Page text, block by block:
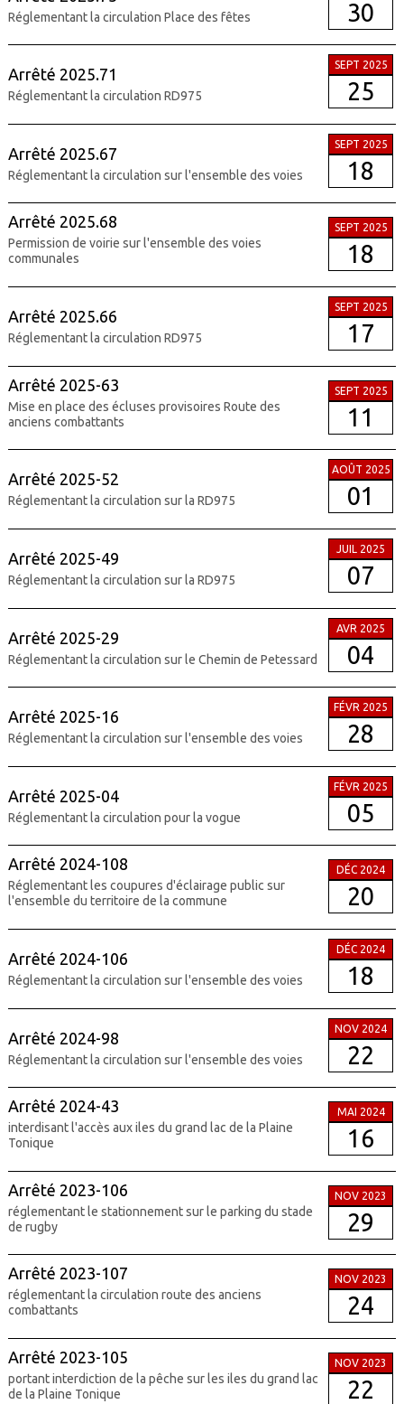
Réglementant la circulation Place des fêtes 30
Arrêté 2025.71
Réglementant la circulation RD975
SEPT 2025
25
Arrêté 2025.67
Réglementant la circulation sur l'ensemble des voies
SEPT 2025
18
Arrêté 2025.68
Permission de voirie sur l'ensemble des voies
communales
SEPT 2025
18
Arrêté 2025.66
Réglementant la circulation RD975
SEPT 2025
17
Arrêté 2025-63
Mise en place des écluses provisoires Route des
anciens combattants
SEPT 2025
11
Arrêté 2025-52
Réglementant la circulation sur la RD975
AOÛT 2025
01
Arrêté 2025-49
Réglementant la circulation sur la RD975
JUIL 2025
07
Arrêté 2025-29
Réglementant la circulation sur le Chemin de Petessard
AVR 2025
04
Arrêté 2025-16
Réglementant la circulation sur l'ensemble des voies
FÉVR 2025
28
Arrêté 2025-04
Réglementant la circulation pour la vogue
FÉVR 2025
05
Arrêté 2024-108
Réglementant les coupures d'éclairage public sur
l'ensemble du territoire de la commune
DÉC 2024
20
Arrêté 2024-106
Réglementant la circulation sur l'ensemble des voies
DÉC 2024
18
Arrêté 2024-98
Réglementant la circulation sur l'ensemble des voies
NOV 2024
22
Arrêté 2024-43
interdisant l'accès aux iles du grand lac de la Plaine
Tonique
MAI 2024
16
Arrêté 2023-106
réglementant le stationnement sur le parking du stade
de rugby
NOV 2023
29
Arrêté 2023-107
réglementant la circulation route des anciens
combattants
NOV 2023
24
Arrêté 2023-105
portant interdiction de la pêche sur les iles du grand lac
de la Plaine Tonique
NOV 2023
22